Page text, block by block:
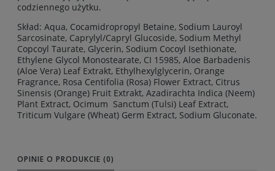
codziennego użytku.
Skład: Aqua, Cocamidropropyl Betaine, Sodium Lauroyl
Sarcosinate, Caprylyl/Capryl Glucoside, Sodium Methyl
Copcoyl Taurate, Glycerin, Sodium Cocoyl Isethionate,
Ethylene Glycol Monostearate, CI 15985, Aloe Barbadenis
(Aloe Vera) Leaf Extrakt, Ethylhexylglycerin, Orange
Fragrance, Rosa Centifolia (Rosa) Flower Extract, Citrus
Sinensis (Orange) Fruit Extrakt, Azadirachta Indica (Neem)
Plant Extract, Ocimum Sanctum (Tulsi) Leaf Extract,
Triticum Vulgare (Wheat) Germ Extract, Sodium Gluconate.
OPINIE O PRODUKCIE (0)